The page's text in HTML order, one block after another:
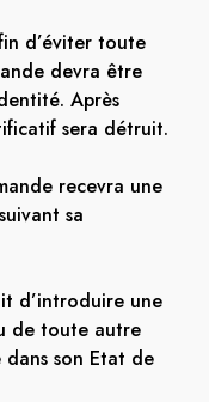
d’éviter toute
devra être
Après
sera détruit.
recevra une
sa
d’introduire une
de toute autre
son Etat de